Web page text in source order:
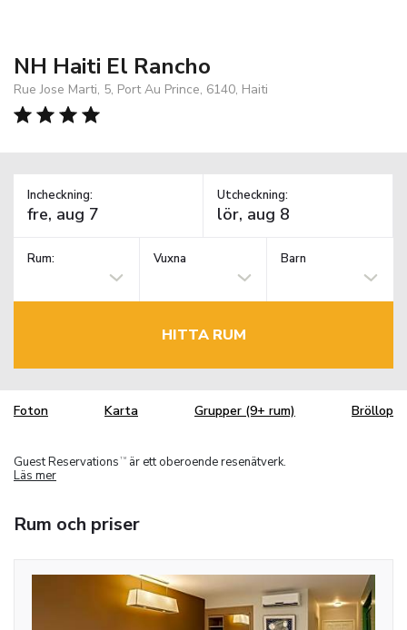
NH Haiti El Rancho
Rue Jose Marti, 5, Port Au Prince, 6140, Haiti
Incheckning: Utcheckning:
Rum: Vuxna Barn
HITTA RUM
Foton Karta Grupper (9+ rum) Bröllop
Guest Reservations TM
är ett oberoende resenätverk.
Läs mer
Rum och priser